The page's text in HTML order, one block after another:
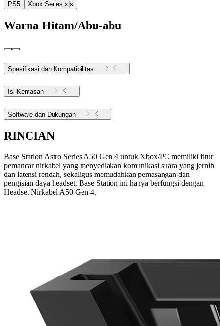
PS5 Xbox Series x|s
Warna Hitam/Abu-abu
Spesifikasi dan Kompatibilitas
Isi Kemasan
Software dan Dukungan
RINCIAN
Base Station Astro Series A50 Gen 4 untuk Xbox/PC memiliki fitur
pemancar nirkabel yang menyediakan komunikasi suara yang jernih
dan latensi rendah, sekaligus memudahkan pemasangan dan
pengisian daya headset. Base Station ini hanya berfungsi dengan
Headset Nirkabel A50 Gen 4.